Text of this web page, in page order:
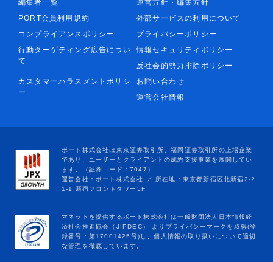
編集者一覧
運営方針・編集方針
PORT会員利用規約
外部サービスの利用について
コンプライアンスポリシー
プライバシーポリシー
行動ターゲティング広告につい
て
情報セキュリティポリシー
反社会的勢力排除ポリシー
カスタマーハラスメントポリシ
ー
お問い合わせ
運営会社情報